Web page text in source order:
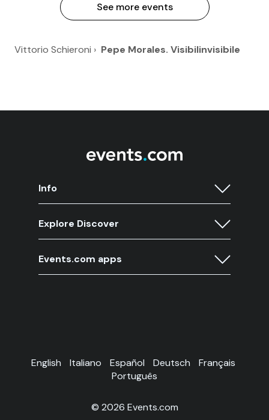
See more events
Vittorio Schieroni › Pepe Morales. Visibilinvisibile
Info
Explore Discover
Events.com apps
English Italiano Español Deutsch
Français
Português
© 2026 Events.com